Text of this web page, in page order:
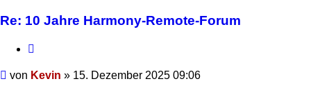
Re: 10 Jahre Harmony-Remote-Forum
Beitrag
von Kevin » 15. Dezember 2025 09:06